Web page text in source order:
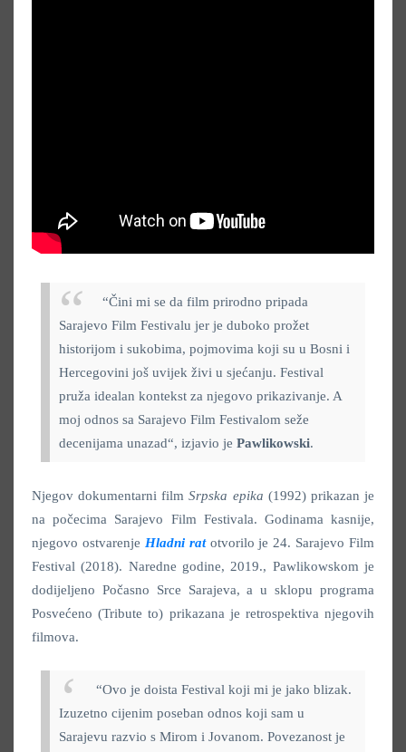
“Čini mi se da film prirodno pripada
Sarajevo Film Festivalu jer je duboko prožet
historijom i sukobima, pojmovima koji su u Bosni i
Hercegovini još uvijek živi u sjećanju. Festival
pruža idealan kontekst za njegovo prikazivanje. A
moj odnos sa Sarajevo Film Festivalom seže
decenijama unazad“, izjavio je Pawlikowski.
Njegov dokumentarni filmSrpska epika (1992) prikazan je
na počecima Sarajevo Film Festivala. Godinama kasnije,
njegovo ostvarenje Hladni ratotvorilo je 24. Sarajevo Film
Festival (2018). Naredne godine, 2019., Pawlikowskom je
dodijeljeno Počasno Srce Sarajeva, a u sklopu programa
Posvećeno (Tribute to) prikazana je retrospektiva njegovih
filmova.
“Ovo je doista Festival koji mi je jako blizak.
Izuzetno cijenim poseban odnos koji sam u
Sarajevu razvio s Mirom i Jovanom. Povezanost je